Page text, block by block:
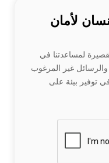
لأمان
لمساعدتنا في
غير المرغوب
توفير بيئة على